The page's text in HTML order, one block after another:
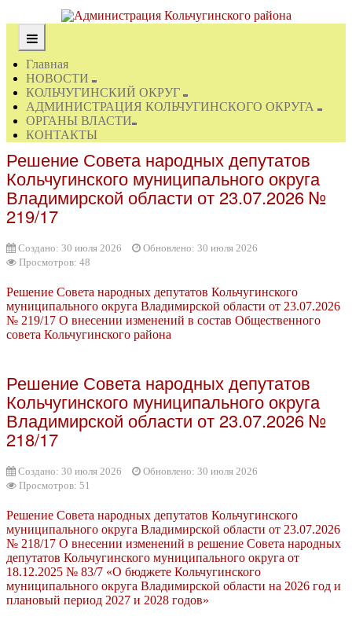
Главная
НОВОСТИ
КОЛЬЧУГИНСКИЙ ОКРУГ
АДМИНИСТРАЦИЯ КОЛЬЧУГИНСКОГО ОКРУГА
ОРГАНЫ ВЛАСТИ
КОНТАКТЫ
Решение Совета народных депутатов
Кольчугинского муниципального округа
Владимирской области от 23.07.2026 №
219/17
Создано: 30 июля 2026
Обновлено: 30 июля 2026
Просмотров: 48
Решение Совета народных депутатов Кольчугинского
муниципального округа Владимирской области от 23.07.2026
№ 219/17 О внесении изменений в состав Общественного
совета Кольчугинского района
Решение Совета народных депутатов
Кольчугинского муниципального округа
Владимирской области от 23.07.2026 №
218/17
Создано: 30 июля 2026
Обновлено: 30 июля 2026
Просмотров: 51
Решение Совета народных депутатов Кольчугинского
муниципального округа Владимирской области от 23.07.2026
№ 218/17 О внесении изменений в решение Совета народных
депутатов Кольчугинского муниципального округа от
18.12.2025 № 83/7 «О бюджете Кольчугинского
муниципального округа Владимирской области на 2026 год и
плановый период 2027 и 2028 годов»